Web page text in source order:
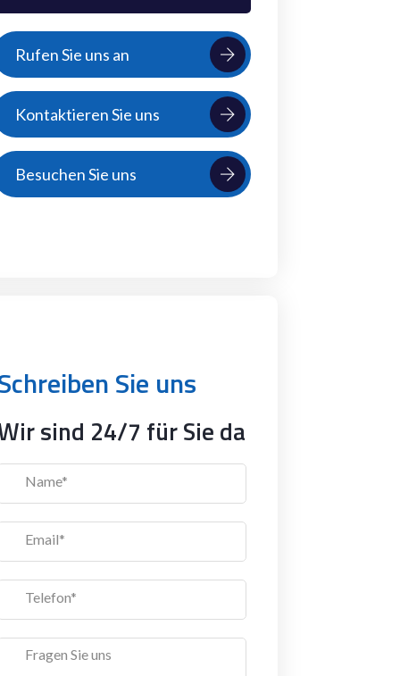
Rufen Sie uns an
Kontaktieren Sie uns
Besuchen Sie uns
Sie uns
sind 24/7 für Sie da